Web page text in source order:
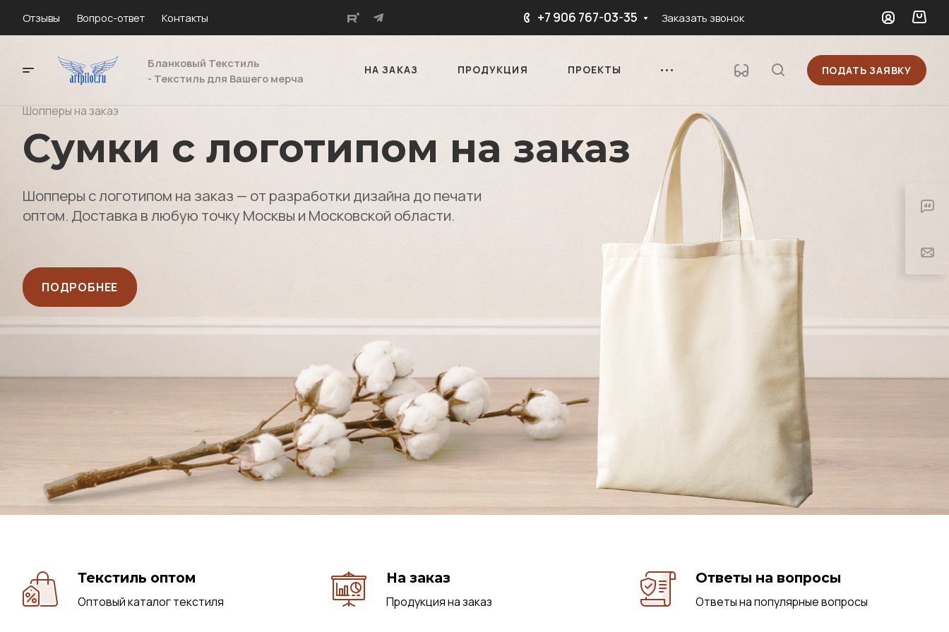
Отзывы Вопрос-ответ Контакты +7 906 767-03-35 Заказать звонок
Бланковый Текстиль
- Текстиль для Вашего мерча
НА ЗАКАЗ ПРОДУКЦИЯ ПРОЕКТЫ ПОДАТЬ ЗАЯВКУ
Шопперы на заказ
Сумки с логотипом на заказ
Шопперы с логотипом на заказ — от разработки дизайна до печати
оптом. Доставка в любую точку Москвы и Московской области.
ПОДРОБНЕЕ
Текстиль оптом
Оптовый каталог текстиля
На заказ
Продукция на заказ
Ответы на вопросы
Ответы на популярные вопросы